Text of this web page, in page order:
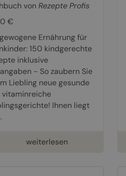
von Rezepte Profis
€
Ernährung für
150 kindgerechte
inklusive
- So zaubern Sie
Liebling neue gesunde
vitaminreiche
Ihnen liegt
weiterlesen